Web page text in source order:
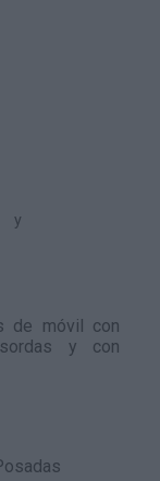
y
de móvil con
y con